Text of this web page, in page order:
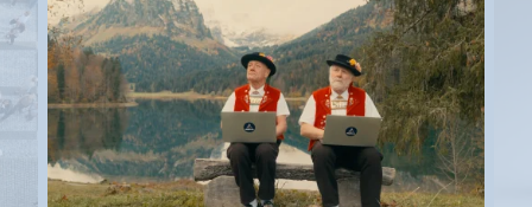
Anwil
Appenzell
Au SG
Baar
Baden
Balsthal